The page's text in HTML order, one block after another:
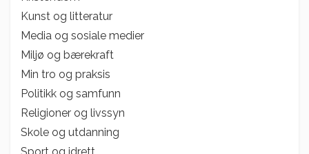
Kunst og litteratur
Media og sosiale medier
Miljø og bærekraft
Min tro og praksis
Politikk og samfunn
Religioner og livssyn
Skole og utdanning